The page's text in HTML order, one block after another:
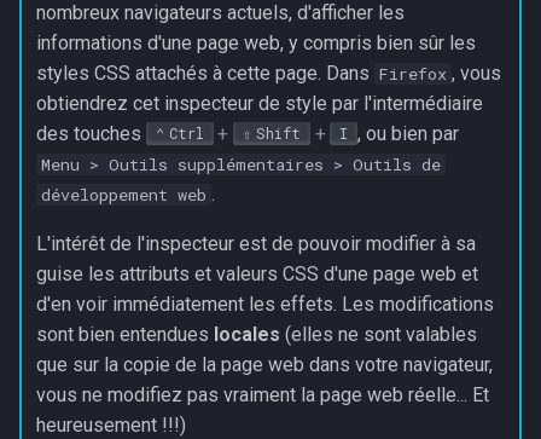
nombreux navigateurs actuels, d'afficher les
informations d'une page web, y compris bien sûr les
styles CSS attachés à cette page. Dans Firefox , vous
obtiendrez cet inspecteur de style par l'intermédiaire
des touches
Ctrl + Shift + I , ou bien par
Menu > Outils supplémentaires > Outils de
développement web .
L'intérêt de l'inspecteur est de pouvoir modifier à sa
guise les attributs et valeurs CSS d'une page web et
d'en voir immédiatement les effets. Les modifications
sont bien entendues locales (elles ne sont valables
que sur la copie de la page web dans votre navigateur,
vous ne modifiez pas vraiment la page web réelle... Et
heureusement !!!)